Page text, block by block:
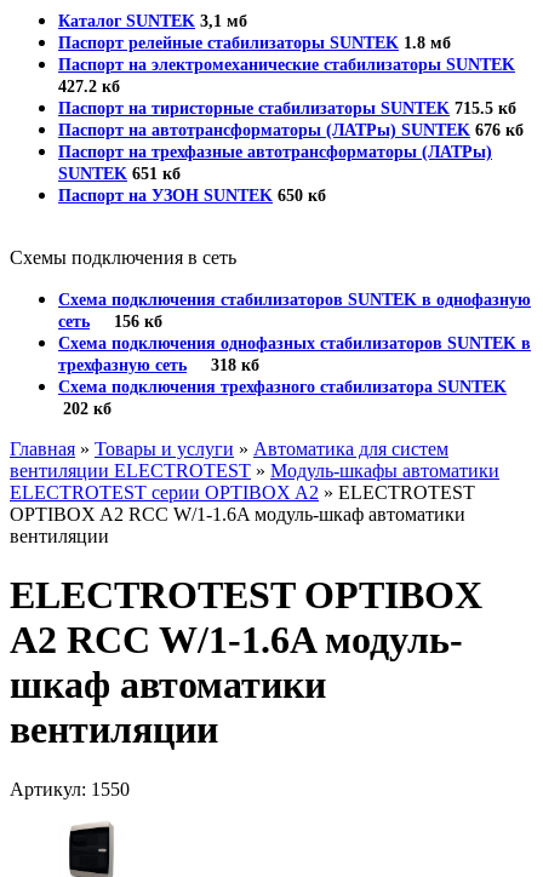
Каталог SUNTEK 3,1 мб
Паспорт релейные стабилизаторы SUNTEK 1.8 мб
Паспорт на электромеханические стабилизаторы SUNTEK
427.2 кб
Паспорт на тиристорные стабилизаторы SUNTEK 715.5 кб
Паспорт на автотрансформаторы (ЛАТРы) SUNTEK 676 кб
Паспорт на трехфазные автотрансформаторы (ЛАТРы)
SUNTEK 651 кб
Паспорт на УЗОН SUNTEK 650 кб
Схемы подключения в сеть
Схема подключения стабилизаторов SUNTEK в однофазную
сеть 156 кб
Схема подключения однофазных стабилизаторов SUNTEK в
трехфазную сеть 318 кб
Схема подключения трехфазного стабилизатора SUNTEK
202 кб
Главная » Товары и услуги » Автоматика для систем
вентиляции ELECTROTEST » Модуль-шкафы автоматики
ELECTROTEST серии OPTIBOX A2 » ELECTROTEST
OPTIBOX A2 RCC W/1-1.6A модуль-шкаф автоматики
вентиляции
ELECTROTEST OPTIBOX
A2 RCC W/1-1.6A модуль-
шкаф автоматики
вентиляции
Артикул: 1550